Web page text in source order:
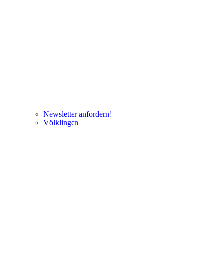
Newsletter anfordern!
Völklingen